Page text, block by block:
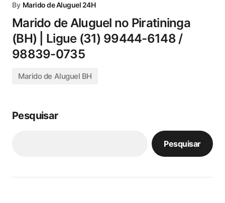
By Marido de Aluguel 24H
Marido de Aluguel no Piratininga
(BH) | Ligue (31) 99444-6148 /
98839-0735
Marido de Aluguel BH
Pesquisar
Pesquisar